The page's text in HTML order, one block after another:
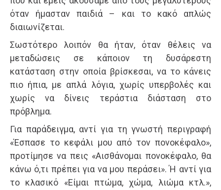
όταν ήμασταν παιδιά – και το κακό απλώς
διαιωνίζεται.
Σωστότερο λοιπόν θα ήταν, όταν θέλεις να
μεταδώσεις σε κάποιον τη δυσάρεστη
κατάσταση στην οποία βρίσκεσαι, να το κάνεις
πιο ήπια, με απλά λόγια, χωρίς υπερβολές και
χωρίς να δίνεις τεράστια διάσταση στο
πρόβλημα.
Για παράδειγμα, αντί για τη γνωστή περιγραφή
«Έσπασε το κεφάλι μου από τον πονοκέφαλο»,
προτίμησε να πεις «Αισθάνομαι πονοκέφαλο, θα
κάνω ό,τι πρέπει για να μου περάσει». Ή αντί για
το κλασικό «Είμαι πτώμα, χώμα, λιώμα κτλ.»,